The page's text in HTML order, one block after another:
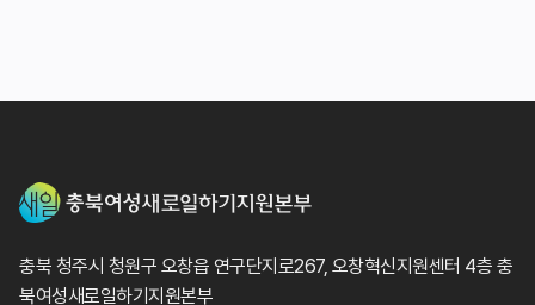
충북 청주시 청원구 오창읍 연구단지로267, 오창혁신지원센터 4층 충
북여성새로일하기지원본부